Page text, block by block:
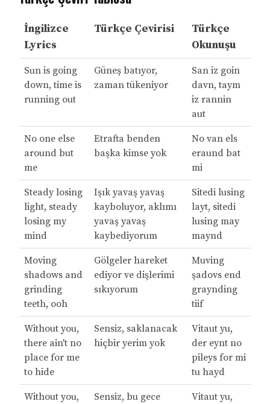
İngilizce
Lyrics
Türkçe Çevirisi
Türkçe
Okunuşu
Sun is going
down, time is
running out
Güneş batıyor,
zaman tükeniyor
San iz goin
davn, taym
iz rannin
aut
No one else
around but
me
Etrafta benden
başka kimse yok
No van els
eraund bat
mi
Steady losing
light, steady
losing my
mind
Işık yavaş yavaş
kayboluyor, aklımı
yavaş yavaş
kaybediyorum
Sitedi lusing
layt, sitedi
lusing may
maynd
Moving
shadows and
grinding
teeth, ooh
Gölgeler hareket
ediyor ve dişlerimi
sıkıyorum
Muving
şadovs end
graynding
tiif
Without you,
there ain't no
place for me
to hide
Sensiz, saklanacak
hiçbir yerim yok
Vitaut yu,
der eynt no
pileys for mi
tu hayd
Without you,
Sensiz, bu gece
Vitaut yu,